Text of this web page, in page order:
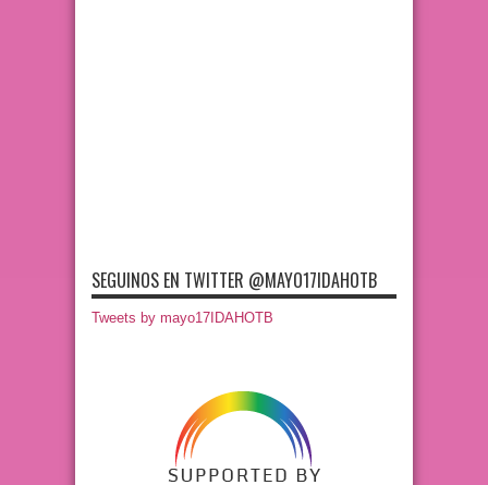
SEGUINOS EN TWITTER @MAYO17IDAHOTB
Tweets by mayo17IDAHOTB